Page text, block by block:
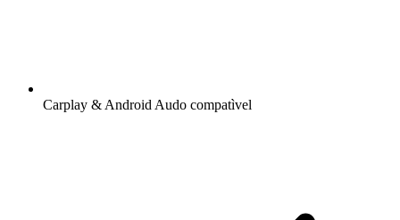
Carplay & Android Audo compatìvel